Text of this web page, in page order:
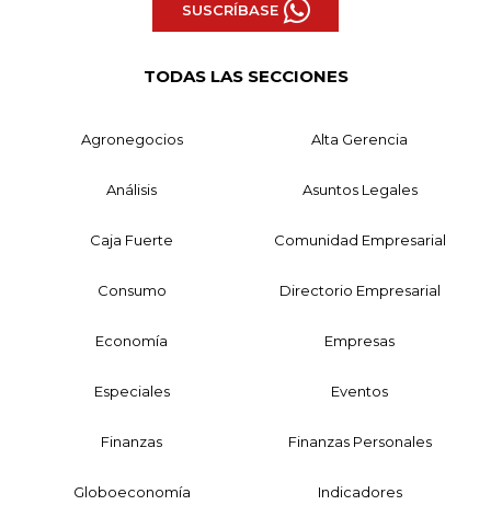
SUSCRÍBASE
TODAS LAS SECCIONES
Agronegocios Alta Gerencia
Análisis Asuntos Legales
Caja Fuerte Comunidad Empresarial
Consumo Directorio Empresarial
Economía Empresas
Especiales Eventos
Finanzas Finanzas Personales
Globoeconomía Indicadores